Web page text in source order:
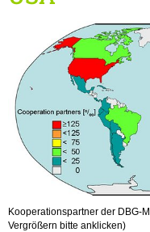
Kooperationspartner der DBG-
Vergrößern bitte anklicken)